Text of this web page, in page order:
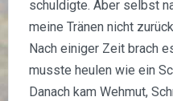
schuldigte. Aber selbst
meine Tränen nicht
Nach einiger Zeit brach
musste heulen wie ein
Danach kam Wehmut,